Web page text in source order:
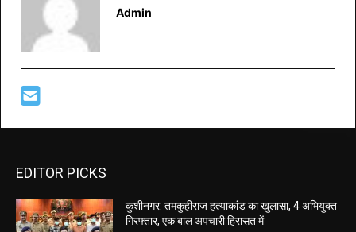
Admin
EDITOR PICKS
कुशीनगर: तमकुहीराज हत्याकांड का खुलासा, 4 अभियुक्त
गिरफ्तार, एक बाल अपचारी हिरासत में